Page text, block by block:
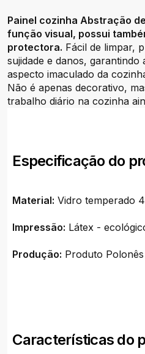
Painel cozinha Abstração
função visual, possui
protectora. Fácil de limpar,
sujidade e danos, garantindo
aspecto imaculado da
Não é apenas decorativo,
trabalho diário na cozinha
Especificação do
Material: Vidro temperado
Impressão: Látex -
Produção: Produto Polonês
Características do